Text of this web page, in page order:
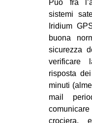
Può fra
sistemi
Iridium
buona
sicurezza
verificare
risposta
minuti
mail
crociera,